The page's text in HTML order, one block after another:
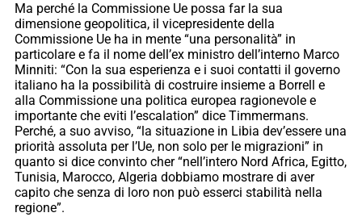
Ma perché la Commissione Ue possa far la sua
dimensione geopolitica, il vicepresidente della
Commissione Ue ha in mente “una personalità” in
particolare e fa il nome dell’ex ministro dell’interno Marco
Minniti: “Con la sua esperienza e i suoi contatti il governo
italiano ha la possibilità di costruire insieme a Borrell e
alla Commissione una politica europea ragionevole e
importante che eviti l’escalation” dice Timmermans.
Perché, a suo avviso, “la situazione in Libia dev’essere una
priorità assoluta per l’Ue, non solo per le migrazioni” in
quanto si dice convinto cher “nell’intero Nord Africa, Egitto,
Tunisia, Marocco, Algeria dobbiamo mostrare di aver
capito che senza di loro non può esserci stabilità nella
regione”.